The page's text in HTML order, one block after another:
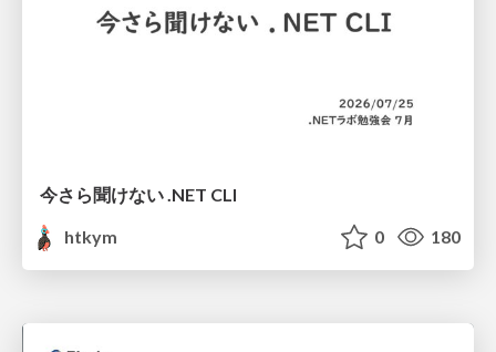
今さら聞けない .NET CLI
htkym
0 180